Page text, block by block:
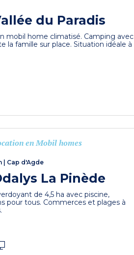
du Paradis
mobil home climatisé. Camping avec
la famille sur place. Situation idéale à
en Mobil homes
Cap d'Agde
La Pinède
de 4,5 ha avec piscine,
pour tous. Commerces et plages à